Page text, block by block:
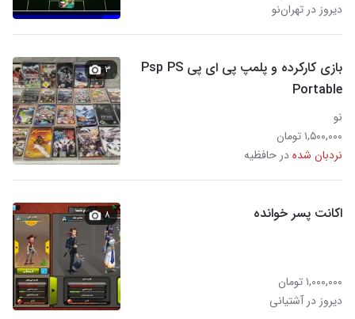
دیروز در تهران‌نو
بازی کارکرده و پلمپ پی ای پی Psp PS
Portable
نو
۱,۵۰۰,۰۰۰ تومان
نردبان شدهدر حافظیه
۳
اکانت پسر خوانده
۱,۰۰۰,۰۰۰ تومان
دیروز در آشتیانی
۸